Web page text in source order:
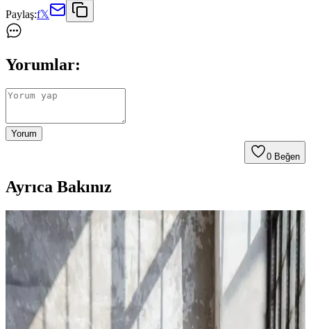
Paylaş:f𝕏
Yorumlar:
Yorum
0 Beğen
Ayrıca Bakınız
Peluş Halı Karşılaştırması: Saraz ve Valery Home
Ürünlerinin Özellikleri ve Kullanım Avantajları
İki farklı peluş halı modelini malzeme, boyut, renk ve kullanım
özellikleri açısından karşılaştırıyoruz. Konfor, güvenlik ve estetik
açısından önemli detaylar ve kullanıcı yorumlarıyla ürünlerin
avantajlarını keşfedin.